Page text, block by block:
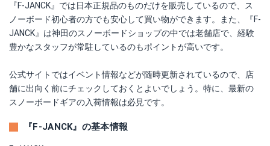
『F-JANCK』では日本正規品のものだけを販売しているので、ス
ノーボード初心者の方でも安心して買い物ができます。また、『F-
JANCK』は神田のスノーボードショップの中では老舗店で、経験
豊かなスタッフが常駐しているのもポイントが高いです。
公式サイトではイベント情報などが随時更新されているので、店
舗に出向く前にチェックしておくとよいでしょう。特に、最新の
スノーボードギアの入荷情報は必見です。
『F-JANCK』の基本情報